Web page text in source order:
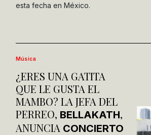
esta fecha en México.
Música
¿ERES UNA GATITA
QUE LE GUSTA EL
MAMBO? LA JEFA DEL
PERREO, BELLAKATH,
ANUNCIA CONCIERTO